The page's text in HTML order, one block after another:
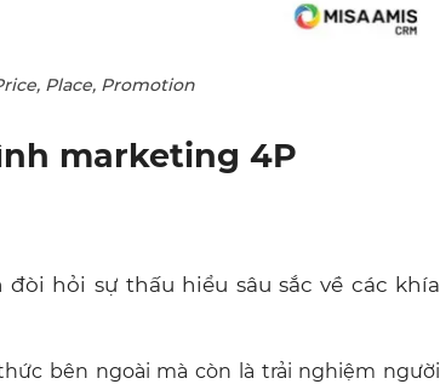
Place, Promotion
marketing 4P
hỏi sự thấu hiểu sâu sắc về các khía
bên ngoài mà còn là trải nghiệm người